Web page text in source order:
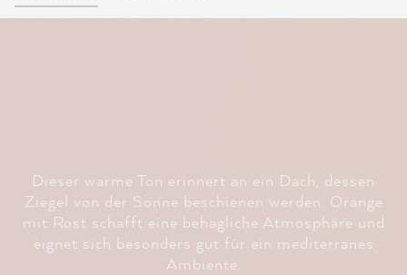
Dieser warme Ton erinnert an ein Dach, dessen
Ziegel von der Sonne beschienen werden. Orange
mit Rost schafft eine behagliche Atmosphäre und
eignet sich besonders gut für ein mediterranes
Ambiente.